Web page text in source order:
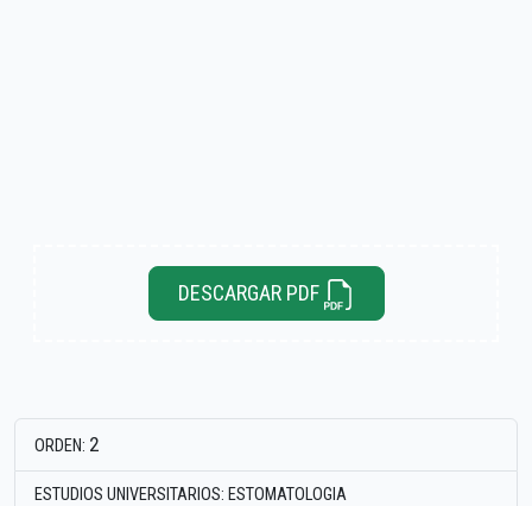
DESCARGAR PDF
ORDEN: 2
ESTUDIOS UNIVERSITARIOS: ESTOMATOLOGIA